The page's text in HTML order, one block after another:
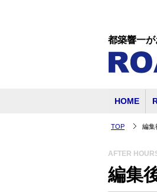
都築響一
HOME
TOP 編集
AFTER
編集